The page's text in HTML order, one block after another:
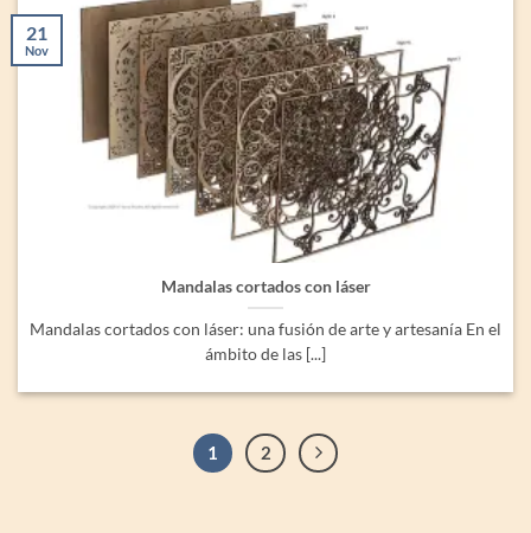
Mandalas cortados con láser
Mandalas cortados con láser: una fusión de arte y artesanía En el
ámbito de las [...]
21
Nov
1 2